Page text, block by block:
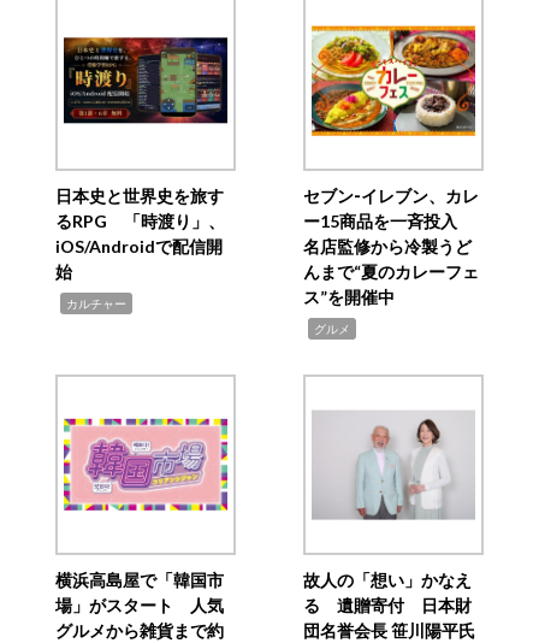
日本史と世界史を旅す
るRPG 「時渡り」、
iOS/Androidで配信開
始
カルチャー
セブン‐イレブン、カレ
ー15商品を一斉投入
名店監修から冷製うど
んまで“夏のカレーフェ
ス”を開催中
グルメ
横浜高島屋で「韓国市
場」がスタート 人気
グルメから雑貨まで約
故人の「想い」かなえ
る 遺贈寄付 日本財
団名誉会長 笹川陽平氏